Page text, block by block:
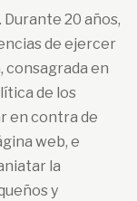
20 años,
de ejercer
consagrada en
de los
en contra de
web, e
la
y